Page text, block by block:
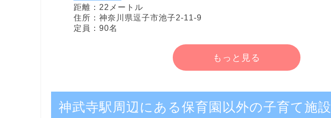
距離：22メートル
住所：神奈川県逗子市池子2-11-9
定員：90名
もっと見る
神武寺駅周辺にある保育園以外の子育て施設